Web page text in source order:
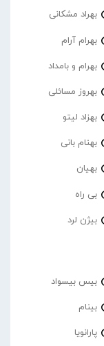
بهراد مشکانی
بهرام آرام
بهرام و بامداد
بهروز مسائلی
بهزاد لیتو
بهنام بانی
بهیان
بی راه
بیژن لرد
بیس بیسواد
بینام
پارانویا